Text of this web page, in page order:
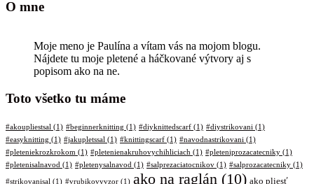
O mne
Moje meno je Paulína a vítam vás na mojom blogu.
Nájdete tu moje pletené a háčkované výtvory aj s
popisom ako na ne.
Toto všetko tu máme
#akoupliestsal (1) #beginnerknitting (1) #diyknittedscarf (1) #diystrikovani (1)
#easyknitting (1) #jakupletssal (1) #knittingscarf (1) #navodnastrikovani (1)
#pleteniekrozkrokom (1) #pletenienakruhovychihliciach (1) #pleteniprozacatecniky (1)
#pletenisalnavod (1) #pletenysalnavod (1) #salprezaciatocnikov (1) #salprozacatecniky (1)
#strikovanisal (1) #vrubikovyvzor (1) ako na raglán (10) ako pliesť